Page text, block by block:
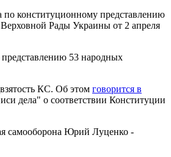
по конституционному представлению
Рады Украины от 2 апреля
53 народных
КС. Об этом говорится в
дела" о соответствии Конституции
самооборона Юрий Луценко -